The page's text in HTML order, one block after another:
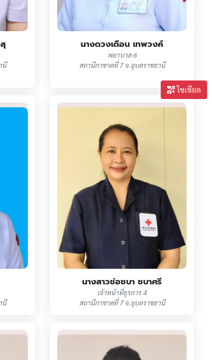
โซเชียล
นี
นางดวงเดือน เทพวงค์
พยาบาล 6
สถานีกาชาดที่ 7 จ.อุบลราชธานี
นี
นางสาวช่อชบา ชบาศรี
เจ้าหน้าที่ธุรการ 4
สถานีกาชาดที่ 7 จ.อุบลราชธานี